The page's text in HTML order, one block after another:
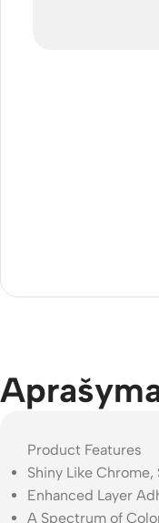
Product Features
Shiny Like Chrome,
Enhanced Layer
A Spectrum of